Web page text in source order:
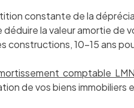
constante de la
déduire la valeur amortie de
constructions, 10-15 ans
comptable
de vos biens immobiliers